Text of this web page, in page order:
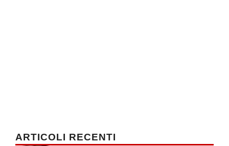
ARTICOLI RECENTI